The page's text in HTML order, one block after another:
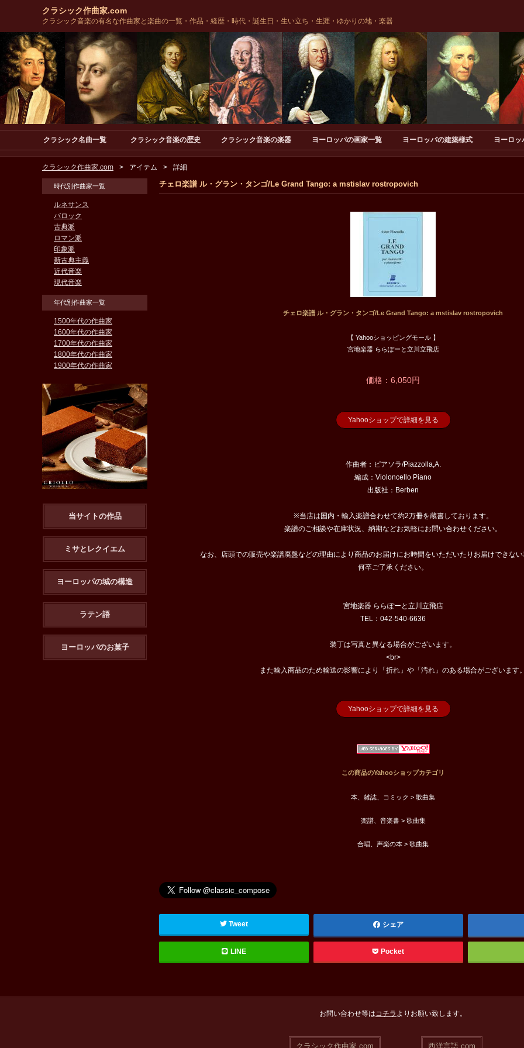
クラシック作曲家.com
クラシック音楽の有名な作曲家と楽曲の一覧・作品・経歴・時代・誕生日・生い立ち・生涯・ゆかりの地・楽器
クラシック名曲一覧 クラシック音楽の歴史 クラシック音楽の楽器 ヨーロッパの画家一覧 ヨーロッパの建築様式 ヨーロッ
クラシック作曲家.com アイテム 詳細
チェロ楽譜 ル・グラン・タンゴ/Le Grand Tango: a mstislav rostropovich
チェロ楽譜 ル・グラン・タンゴ/Le Grand Tango: a mstislav rostropovich
【 Yahooショッピングモール 】
宮地楽器 ららぽーと立川立飛店
価格：6,050円
Yahooショップで詳細を見る
作曲者：ピアソラ/Piazzolla,A.
編成：Violoncello Piano
出版社：Berben
※当店は国内・輸入楽譜合わせて約2万冊を蔵書しております。
楽譜のご相談や在庫状況、納期などお気軽にお問い合わせください。
なお、店頭での販売や楽譜廃盤などの理由により商品のお届けにお時間をいただいたりお届けできない
何卒ご了承ください。
宮地楽器 ららぽーと立川立飛店
TEL：042-540-6636
装丁は写真と異なる場合がございます。
<br>
また輸入商品のため輸送の影響により「折れ」や「汚れ」のある場合がございます。
Yahooショップで詳細を見る
この商品のYahooショップカテゴリ
本、雑誌、コミック > 歌曲集
楽譜、音楽書 > 歌曲集
合唱、声楽の本 > 歌曲集
Tweet シェア
LINE Pocket
時代別作曲家一覧
ルネサンス
バロック
古典派
ロマン派
印象派
新古典主義
近代音楽
現代音楽
年代別作曲家一覧
1500年代の作曲家
1600年代の作曲家
1700年代の作曲家
1800年代の作曲家
1900年代の作曲家
当サイトの作品
ミサとレクイエム
ヨーロッパの城の構造
ラテン語
ヨーロッパのお菓子
お問い合わせ等は コチラ よりお願い致します。
クラシック作曲家.com 西洋言語.com